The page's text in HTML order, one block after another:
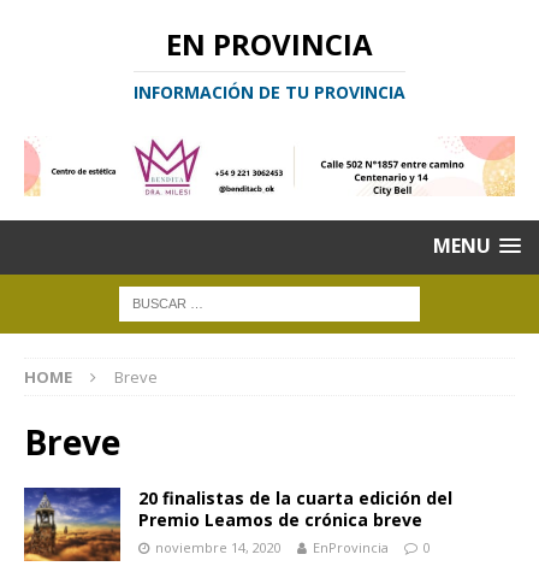
EN PROVINCIA
INFORMACIÓN DE TU PROVINCIA
MENU
HOME Breve
Breve
20 finalistas de la cuarta edición del
Premio Leamos de crónica breve
noviembre 14, 2020 EnProvincia 0